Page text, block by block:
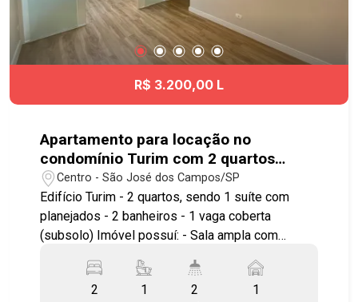
R$ 3.200,00 L
Apartamento para locação no
condomínio Turim com 2 quartos
sendo 1 suíte - 68 m² - No bairro
Centro - SJC
Centro - São José dos Campos/SP
Edifício Turim - 2 quartos, sendo 1 suíte com
planejados - 2 banheiros - 1 vaga coberta
(subsolo) Imóvel possuí: - Sala ampla com
Cozinha planejada - Área de serviço Localização
excelente próximo ao Univap, curso Poliedro, em
2 1 2 1